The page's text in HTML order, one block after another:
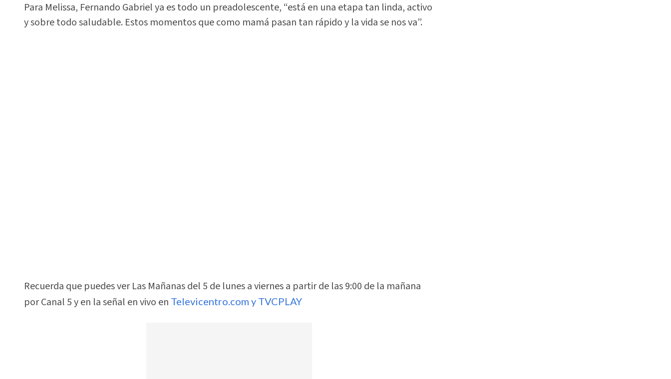
Para Melissa, Fernando Gabriel ya es todo un preadolescente, “está en una etapa tan linda, activo
y sobre todo saludable. Estos momentos que como mamá pasan tan rápido y la vida se nos va”.
Recuerda que puedes ver Las Mañanas del 5 de lunes a viernes a partir de las 9:00 de la mañana
por Canal 5 y en la señal en vivo en Televicentro.com y TVCPLAY